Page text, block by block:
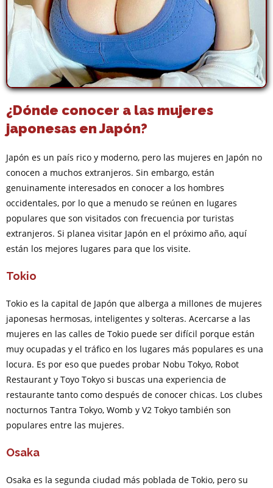
¿Dónde conocer a las mujeres
japonesas en Japón?
Japón es un país rico y moderno, pero las mujeres en Japón no
conocen a muchos extranjeros. Sin embargo, están
genuinamente interesados en conocer a los hombres
occidentales, por lo que a menudo se reúnen en lugares
populares que son visitados con frecuencia por turistas
extranjeros. Si planea visitar Japón en el próximo año, aquí
están los mejores lugares para que los visite.
Tokio
Tokio es la capital de Japón que alberga a millones de mujeres
japonesas hermosas, inteligentes y solteras. Acercarse a las
mujeres en las calles de Tokio puede ser difícil porque están
muy ocupadas y el tráfico en los lugares más populares es una
locura. Es por eso que puedes probar Nobu Tokyo, Robot
Restaurant y Toyo Tokyo si buscas una experiencia de
restaurante tanto como después de conocer chicas. Los clubes
nocturnos Tantra Tokyo, Womb y V2 Tokyo también son
populares entre las mujeres.
Osaka
Osaka es la segunda ciudad más poblada de Tokio, pero su